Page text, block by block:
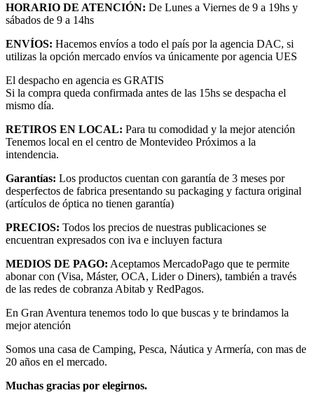
HORARIO DE ATENCIÓN: De Lunes a Viernes de 9 a 19hs y
sábados de 9 a 14hs
ENVÍOS: Hacemos envíos a todo el país por la agencia DAC, si
utilizas la opción mercado envíos va únicamente por agencia UES
El despacho en agencia es GRATIS
Si la compra queda confirmada antes de las 15hs se despacha el
mismo día.
RETIROS EN LOCAL: Para tu comodidad y la mejor atención
Tenemos local en el centro de Montevideo Próximos a la
intendencia.
Garantías: Los productos cuentan con garantía de 3 meses por
desperfectos de fabrica presentando su packaging y factura original
(artículos de óptica no tienen garantía)
PRECIOS: Todos los precios de nuestras publicaciones se
encuentran expresados con iva e incluyen factura
MEDIOS DE PAGO: Aceptamos MercadoPago que te permite
abonar con (Visa, Máster, OCA, Lider o Diners), también a través
de las redes de cobranza Abitab y RedPagos.
En Gran Aventura tenemos todo lo que buscas y te brindamos la
mejor atención
Somos una casa de Camping, Pesca, Náutica y Armería, con mas de
20 años en el mercado.
Muchas gracias por elegirnos.